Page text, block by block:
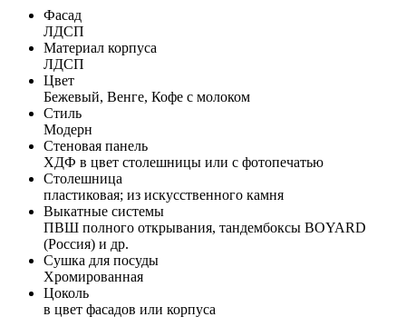
Фасад
ЛДСП
Материал корпуса
ЛДСП
Цвет
Бежевый, Венге, Кофе с молоком
Стиль
Модерн
Стеновая панель
ХДФ в цвет столешницы или с фотопечатью
Столешница
пластиковая; из искусственного камня
Выкатные системы
ПВШ полного открывания, тандембоксы BOYARD
(Россия) и др.
Сушка для посуды
Хромированная
Цоколь
в цвет фасадов или корпуса